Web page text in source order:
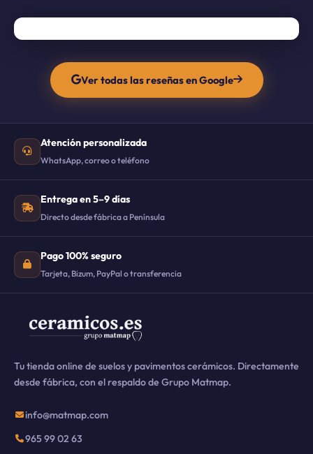
Ver todas las reseñas en Google
Atención personalizada
WhatsApp, correo o teléfono
Entrega en 5–9 días
Directo desde fábrica a Península
Pago 100% seguro
Tarjeta, Bizum, PayPal o transferencia
Tu tienda online de suelos y pavimentos cerámicos. Directamente
desde fábrica, con el respaldo de Grupo Matmap.
info@matmap.com
965 99 02 63